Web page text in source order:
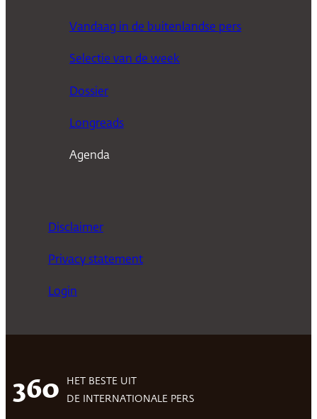
Vandaag in de buitenlandse pers
Selectie van de week
Dossier
Longreads
Agenda
Disclaimer
Privacy statement
Login
360
HET BESTE UIT
DE INTERNATIONALE PERS